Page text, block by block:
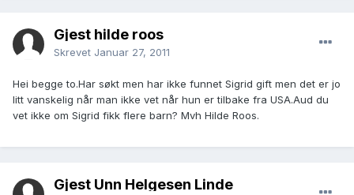
Gjest hilde roos
Skrevet Januar 27, 2011
Hei begge to.Har søkt men har ikke funnet Sigrid gift men det er jo
litt vanskelig når man ikke vet når hun er tilbake fra USA.Aud du
vet ikke om Sigrid fikk flere barn? Mvh Hilde Roos.
Gjest Unn Helgesen Linde